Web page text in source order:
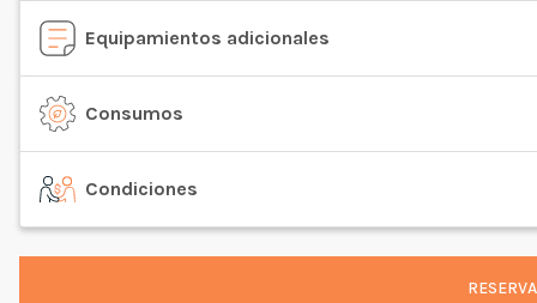
Equipamientos adicionales
Consumos
Condiciones